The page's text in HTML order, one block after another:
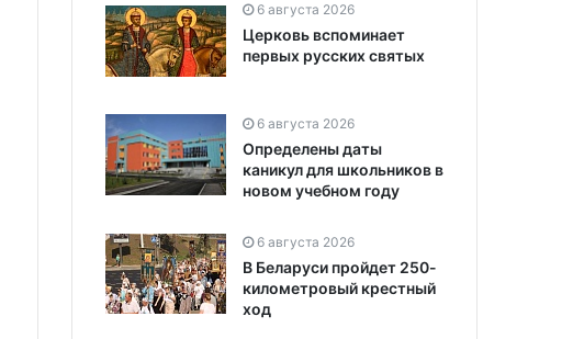
6 августа 2026
Церковь вспоминает
первых русских святых
6 августа 2026
Определены даты
каникул для школьников в
новом учебном году
6 августа 2026
В Беларуси пройдет 250-
километровый крестный
ход